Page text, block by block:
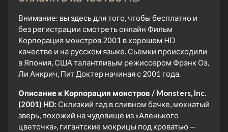
Внимание: вы здесь для того, чтобы бесплатно и
без регистрации смотреть онлайн Фильм
Корпорация монстров 2001 в хорошем HD
качестве и на русском языке. Сьемки происходили
в Япония, США талантливым режиссером Фрэнк Оз,
Ли Анкрич, Пит Доктер начиная с 2001 года.
Описание к Корпорация монстров / Monsters, Inc.
(2001) HD: Склизкий гад в сливном бачке, мохнатый
зверь, похожий на чудовище из «Аленького
цветочка», гигантские мокрицы под кроватью —